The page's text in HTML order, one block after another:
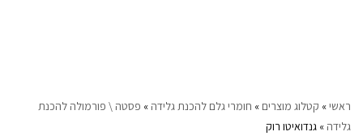
ראשי» קטלוג מוצרים » חומרי גלם להכנת גלידה » פסטה \ פורמולה להכנת
גלידה » גנדואיטו רוק